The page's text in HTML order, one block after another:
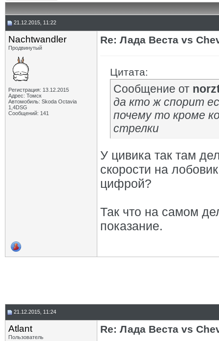
21.12.2015, 11:22
Nachtwandler
Продвинутый
Регистрация: 13.12.2015
Адрес: Томск
Автомобиль: Skoda Octavia
1,4DSG
Сообщений: 141
Re: Лада Веста vs
Цитата:
Сообщение от
да кто ж спорит
почему то кроме
стрелки
У цивика так там
скорости на
цифрой?
Так что на самом
показание.
21.12.2015, 11:24
Atlant
Пользователь
Re: Лада Веста vs